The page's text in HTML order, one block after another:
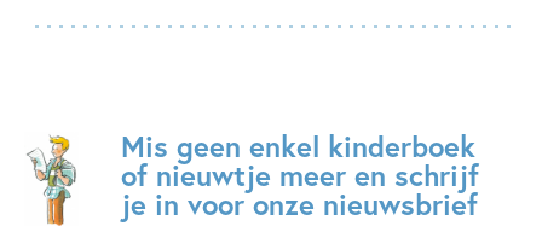
Mis geen enkel kinderboek
of nieuwtje meer en schrijf
je in voor onze nieuwsbrief